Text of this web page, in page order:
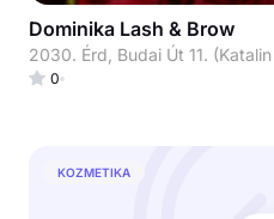
Dominika Lash & Brow
2030. Érd, Budai Út 11.
0
KOZMETIKA